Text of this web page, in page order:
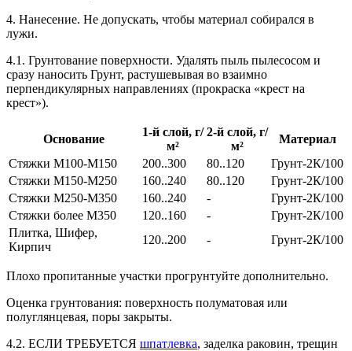
4. Нанесение. Не допускать, чтобы материал собирался в
лужи.
4.1. Грунтование поверхности. Удалять пыль пылесосом и
сразу наносить Грунт, растушевывая во взаимно
перпендикулярных направлениях (прокраска «крест на
крест»).
Основание
1-й слой, г/
м²
2-й слой, г/
м²
Материал
Стяжки М100-М150
200..300 80..120
Грунт-2К/100
Стяжки М150-М250
160..240 80..120
Грунт-2К/100
Стяжки М250-М350
160..240 -
Грунт-2К/100
Стяжки более М350
120..160 -
Грунт-2К/100
Плитка, Шифер,
Кирпич
120..200 - Грунт-2К/100
Плохо пропитанные участки прогрунтуйте дополнительно.
Оценка грунтования: поверхность полуматовая или
полуглянцевая, поры закрыты.
4.2. ЕСЛИ ТРЕБУЕТСЯ шпатлевка, заделка раковин, трещин